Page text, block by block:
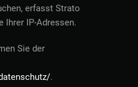
erfasst Strato
Ihrer IP-Adressen.
Sie der
.